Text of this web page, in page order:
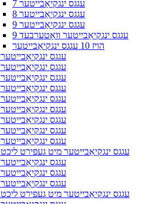
7 עגגס ינגקיאַבייטער
8 עגגס ינגקיאַבייטער
9 עגגס ינגקיאַבייטער
9 עגגס ינגקיאַבייטער וואָטערבעד
הויז 10 עגגס ינגקיאַבייטער
12 עגגס ינגקיאַבייטער
16 עגגס ינגקיאַבייטער
20 עגגס ינגקיאַבייטער
24 עגגס ינגקיאַבייטער
30 עגגס ינגקיאַבייטער
32 עגגס ינגקיאַבייטער
35 עגגס ינגקיאַבייטער
36 עגגס ינגקיאַבייטער
42 עגגס ינגקיאַבייטער
42 עגגס ינגקיאַבייטער מיט געפירט ליכט
48 עגגס ינגקיאַבייטער
52 עגגס ינגקיאַבייטער
56 עגגס ינגקיאַבייטער
56 עגגס ינגקיאַבייטער מיט געפירט ליכט